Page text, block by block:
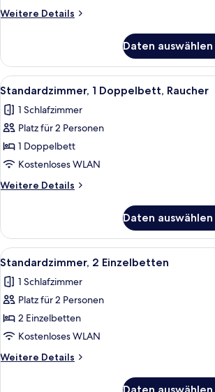
Weitere Details
Weitere
1 Einzelbett
Daten
Alle
Fotos
für
Standardzimmer,
1
Doppelbett,
Raucher
anzeigen
Ein
6
Standardzimmer, 1 Doppelbett, Raucher
1 Schlafzimmer
Platz für 2 Personen
1 Doppelbett
Kostenloses WLAN
Weitere Details
Weitere
1
Doppelbett,
Raucher
Daten
Alle
Fotos
für
Standardzimmer,
2 Einzelbetten
anzeigen
Ein
6
Standardzimmer, 2 Einzelbetten
1 Schlafzimmer
Platz für 2 Personen
2 Einzelbetten
Kostenloses WLAN
Weitere Details
Weitere